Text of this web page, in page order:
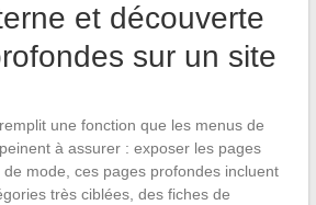
et découverte
sur un site
une fonction que les menus de
à assurer : exposer les pages
mode, ces pages profondes incluent
très ciblées, des fiches de